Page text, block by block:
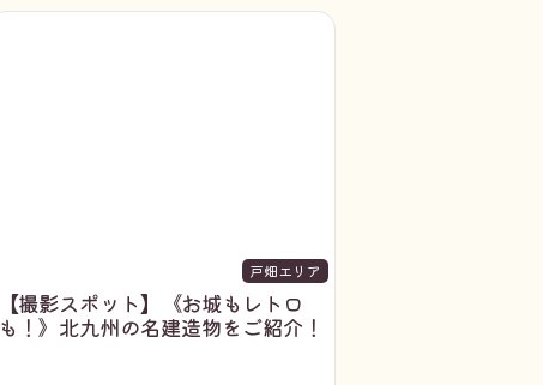
戸畑エリア
【撮影スポット】《お城もレトロ
も！》北九州の名建造物をご紹介！